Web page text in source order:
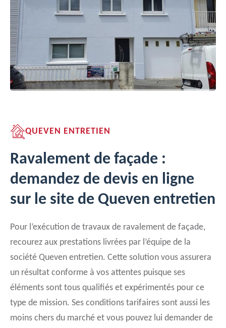
QUEVEN ENTRETIEN
Ravalement de façade :
demandez de devis en ligne
sur le site de Queven entretien
Pour l’exécution de travaux de ravalement de façade,
recourez aux prestations livrées par l’équipe de la
société Queven entretien. Cette solution vous assurera
un résultat conforme à vos attentes puisque ses
éléments sont tous qualifiés et expérimentés pour ce
type de mission. Ses conditions tarifaires sont aussi les
moins chers du marché et vous pouvez lui demander de